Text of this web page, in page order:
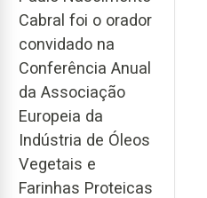
Cabral foi o orador
convidado na
Conferência Anual
da Associação
Europeia da
Indústria de Óleos
Vegetais e
Farinhas Proteicas